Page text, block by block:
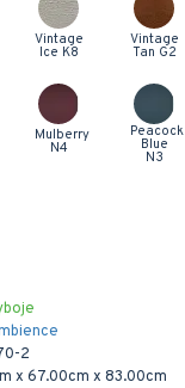
2
x 67.00cm x 83.00cm
Vintage
Ice K8
Vintage
Tan G2
Mulberry
N4
Peacock
Blue
N3